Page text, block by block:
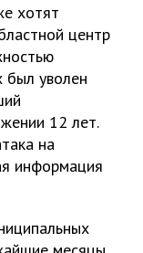
хотят
центр
был уволен
12 лет.
на
информация